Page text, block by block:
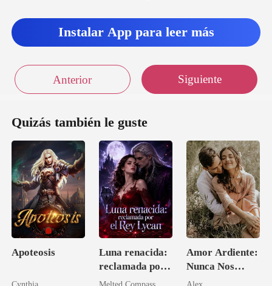
Instalar App para leer más
Anterior Siguiente
Quizás también le guste
Apoteosis
Luna renacida:
reclamada por
el Rey Lycan
Amor Ardiente:
Nunca Nos
Separaremos